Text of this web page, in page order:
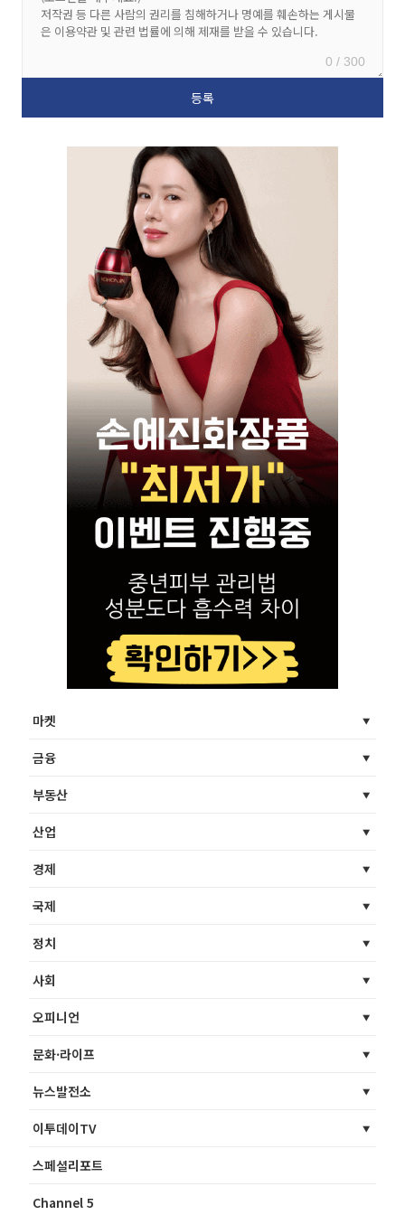
0 / 300
마켓
금융
부동산
산업
경제
국제
정치
사회
오피니언
문화·라이프
뉴스발전소
이투데이TV
스페셜리포트
Channel 5